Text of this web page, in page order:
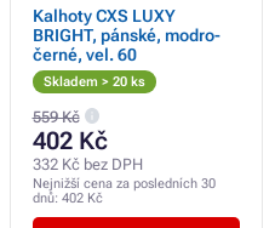
Kalhoty CXS LUXY
BRIGHT, pánské, modro-
černé, vel. 60
Skladem > 20 ks
559 Kč
402 Kč
332 Kč bez DPH
Nejnižší cena za posledních 30
dnů: 402 Kč